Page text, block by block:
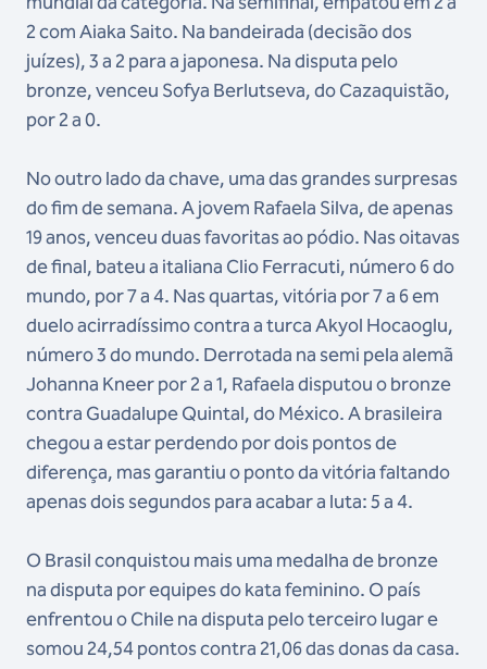
2 com Aiaka Saito. Na bandeirada (decisão dos
juízes), 3 a 2 para a japonesa. Na disputa pelo
bronze, venceu Sofya Berlutseva, do Cazaquistão,
por 2 a 0.
No outro lado da chave, uma das grandes surpresas
do fim de semana. A jovem Rafaela Silva, de apenas
19 anos, venceu duas favoritas ao pódio. Nas oitavas
de final, bateu a italiana Clio Ferracuti, número 6 do
mundo, por 7 a 4. Nas quartas, vitória por 7 a 6 em
duelo acirradíssimo contra a turca Akyol Hocaoglu,
número 3 do mundo. Derrotada na semi pela alemã
Johanna Kneer por 2 a 1, Rafaela disputou o bronze
contra Guadalupe Quintal, do México. A brasileira
chegou a estar perdendo por dois pontos de
diferença, mas garantiu o ponto da vitória faltando
apenas dois segundos para acabar a luta: 5 a 4.
O Brasil conquistou mais uma medalha de bronze
na disputa por equipes do kata feminino. O país
enfrentou o Chile na disputa pelo terceiro lugar e
somou 24,54 pontos contra 21,06 das donas da casa.